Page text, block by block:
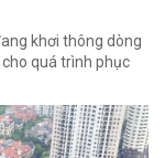
khơi thông dòng
quá trình phục